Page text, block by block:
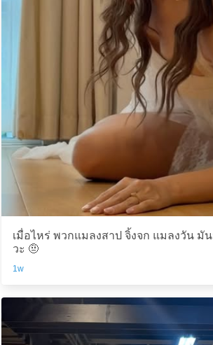
เมื่อไหร่ พวกแมลงสาป จิ้งจก แมลงวัน มัน
วะ 🤨
1w